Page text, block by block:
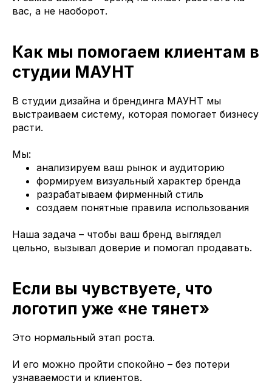
вас, а не наоборот.
Как мы помогаем клиентам в
студии МАУНТ
В студии дизайна и брендинга МАУНТ мы
выстраиваем систему, которая помогает бизнесу
расти.
Мы:
анализируем ваш рынок и аудиторию
формируем визуальный характер бренда
разрабатываем фирменный стиль
создаем понятные правила использования
Наша задача – чтобы ваш бренд выглядел
цельно, вызывал доверие и помогал продавать.
Если вы чувствуете, что
логотип уже «не тянет»
Это нормальный этап роста.
И его можно пройти спокойно – без потери
узнаваемости и клиентов.